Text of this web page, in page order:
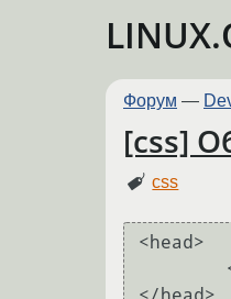
Форум —
[css]
css
<head>